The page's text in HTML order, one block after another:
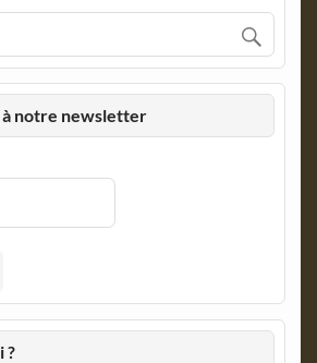
notre newsletter
?